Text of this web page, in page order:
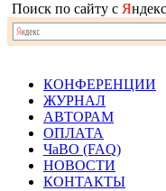
Поиск по сайту с Яндекс
КОНФЕРЕНЦИИ
ЖУРНАЛ
АВТОРАМ
ОПЛАТА
ЧаВО (FAQ)
НОВОСТИ
КОНТАКТЫ